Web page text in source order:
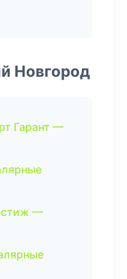
Новгород
Гарант —
—